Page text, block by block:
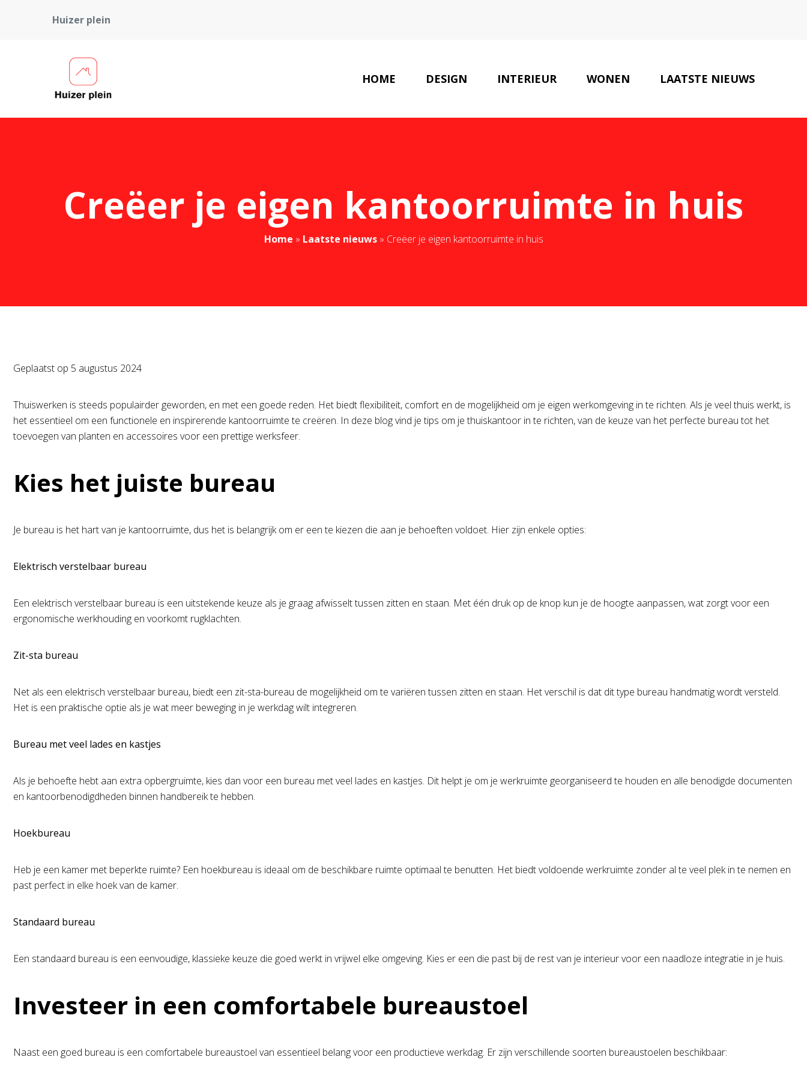
Huizer plein
HOME DESIGN INTERIEUR WONEN LAATSTE NIEUWS
Creëer je eigen kantoorruimte in huis
Home » Laatste nieuws» Creëer je eigen kantoorruimte in huis
Geplaatst op 5 augustus 2024
Thuiswerken is steeds populairder geworden, en met een goede reden. Het biedt flexibiliteit, comfort en de mogelijkheid om je eigen werkomgeving in te richten. Als je veel thuis werkt, is
het essentieel om een functionele en inspirerende kantoorruimte te creëren. In deze blog vind je tips om je thuiskantoor in te richten, van de keuze van het perfecte bureau tot het
toevoegen van planten en accessoires voor een prettige werksfeer.
Kies het juiste bureau
Je bureau is het hart van je kantoorruimte, dus het is belangrijk om er een te kiezen die aan je behoeften voldoet. Hier zijn enkele opties:
Elektrisch verstelbaar bureau
Een elektrisch verstelbaar bureau is een uitstekende keuze als je graag afwisselt tussen zitten en staan. Met één druk op de knop kun je de hoogte aanpassen, wat zorgt voor een
ergonomische werkhouding en voorkomt rugklachten.
Zit-sta bureau
Net als een elektrisch verstelbaar bureau, biedt een zit-sta-bureau de mogelijkheid om te variëren tussen zitten en staan. Het verschil is dat dit type bureau handmatig wordt versteld.
Het is een praktische optie als je wat meer beweging in je werkdag wilt integreren.
Bureau met veel lades en kastjes
Als je behoefte hebt aan extra opbergruimte, kies dan voor een bureau met veel lades en kastjes. Dit helpt je om je werkruimte georganiseerd te houden en alle benodigde documenten
en kantoorbenodigdheden binnen handbereik te hebben.
Hoekbureau
Heb je een kamer met beperkte ruimte? Een hoekbureau is ideaal om de beschikbare ruimte optimaal te benutten. Het biedt voldoende werkruimte zonder al te veel plek in te nemen en
past perfect in elke hoek van de kamer.
Standaard bureau
Een standaard bureau is een eenvoudige, klassieke keuze die goed werkt in vrijwel elke omgeving. Kies er een die past bij de rest van je interieur voor een naadloze integratie in je huis.
Investeer in een comfortabele bureaustoel
Naast een goed bureau is een comfortabele bureaustoel van essentieel belang voor een productieve werkdag. Er zijn verschillende soorten bureaustoelen beschikbaar: